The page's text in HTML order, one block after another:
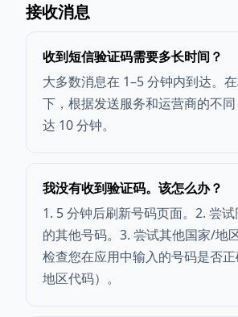
接收消息
收到短信验证码需要多长时间？
大多数消息在 1–5 分钟内到达。
下，根据发送服务和运营商的不
达 10 分钟。
我没有收到验证码。该怎么办？
1. 5 分钟后刷新号码页面。2. 尝
的其他号码。3. 尝试其他国家/地
检查您在应用中输入的号码是否
地区代码）。